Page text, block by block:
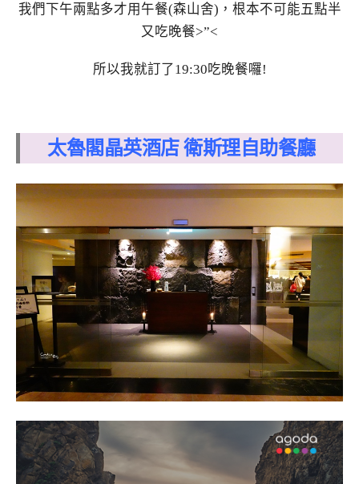
我們下午兩點多才用午餐(森山舍)，根本不可能五點半
又吃晚餐>”<
所以我就訂了19:30吃晚餐囉!
太魯閣晶英酒店 衛斯理自助餐廳